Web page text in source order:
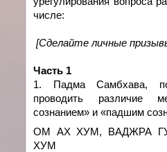
числе:
[Сделайте личные
Часть 1
1. Падма Самбхава,
проводить различие
сознанием» и «падшим
ОМ АХ ХУМ, ВАДЖРА
ХУМ